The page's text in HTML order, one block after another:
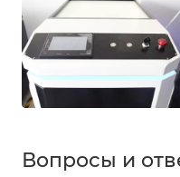
Вопросы и